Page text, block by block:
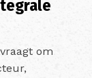
om